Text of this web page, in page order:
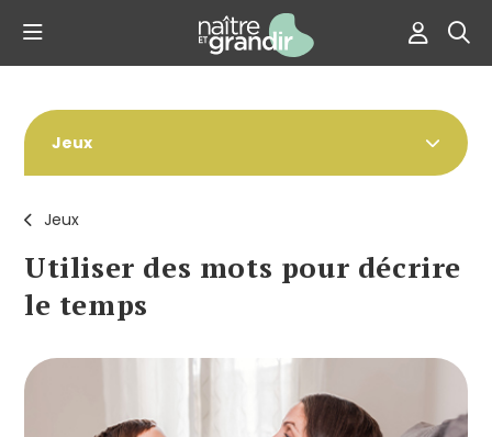
Jeux
Utiliser des mots pour décrire
le temps
Jeux